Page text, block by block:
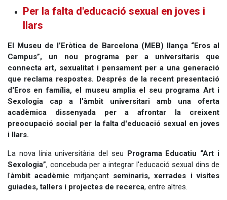
Per la falta d'educació sexual en joves i
llars
El Museu de l’Eròtica de Barcelona (MEB) llança “Eros al
Campus”, un nou programa per a universitaris que
connecta art, sexualitat i pensament per a una generació
que reclama respostes. Després de la recent presentació
d'Eros en família, el museu amplia el seu programa Art i
Sexologia cap a l'àmbit universitari amb una oferta
acadèmica dissenyada per a afrontar la creixent
preocupació social per la falta d'educació sexual en joves
i llars.
La nova línia universitària del seu Programa Educatiu “Art i
Sexologia”, concebuda per a integrar l'educació sexual dins de
l'àmbit acadèmic mitjançant seminaris, xerrades i visites
guiades, tallers i projectes de recerca, entre altres.